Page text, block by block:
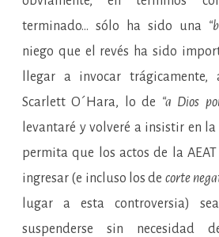
terminado… sólo ha sido una
niego que el revés ha sido
llegar a invocar
Scarlett O´Hara, lo de “a Dios
levantaré y volveré a insistir en
permita que los actos de la
ingresar (e incluso los de corte
lugar a esta controversia)
suspenderse sin necesidad